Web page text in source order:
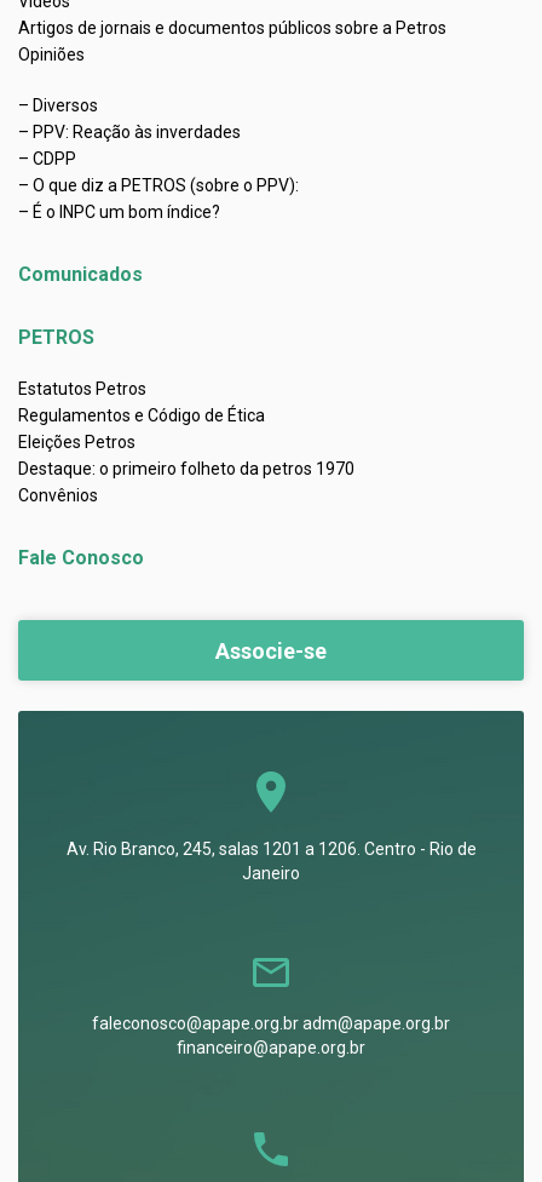
Artigos de jornais e documentos públicos sobre a Petros
Opiniões
– Diversos
– PPV: Reação às inverdades
– CDPP
– O que diz a PETROS (sobre o PPV):
– É o INPC um bom índice?
Comunicados
PETROS
Estatutos Petros
Regulamentos e Código de Ética
Eleições Petros
Destaque: o primeiro folheto da petros 1970
Convênios
Fale Conosco
Associe-se
Av. Rio Branco, 245, salas 1201 a 1206. Centro - Rio de
Janeiro
faleconosco@apape.org.br adm@apape.org.br
financeiro@apape.org.br